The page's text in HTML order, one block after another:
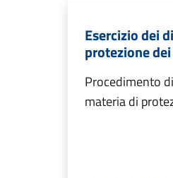
Esercizio dei
protezione
Procedimento
materia di